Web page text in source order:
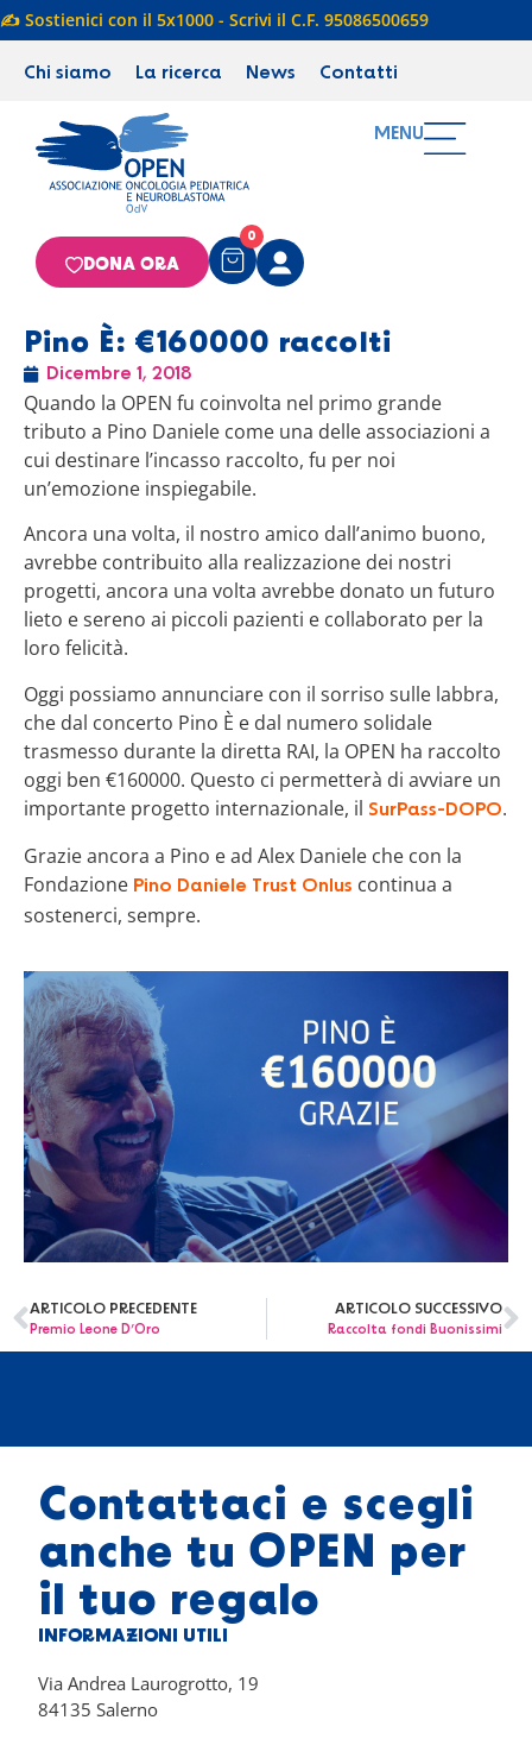
✍️ Sostienici con il 5x1000 - Scrivi il C.F. 95086500659
Chi siamo La ricerca News Contatti
MENU
0
DONA ORA
Pino È: €160000 raccolti
Dicembre 1, 2018
Quando la OPEN fu coinvolta nel primo grande
tributo a Pino Daniele come una delle associazioni a
cui destinare l’incasso raccolto, fu per noi
un’emozione inspiegabile.
Ancora una volta, il nostro amico dall’animo buono,
avrebbe contribuito alla realizzazione dei nostri
progetti, ancora una volta avrebbe donato un futuro
lieto e sereno ai piccoli pazienti e collaborato per la
loro felicità.
Oggi possiamo annunciare con il sorriso sulle labbra,
che dal concerto Pino È e dal numero solidale
trasmesso durante la diretta RAI, la OPEN ha raccolto
oggi ben €160000. Questo ci permetterà di avviare un
importante progetto internazionale, il SurPass-DOPO.
Grazie ancora a Pino e ad Alex Daniele che con la
Fondazione Pino Daniele Trust Onlus continua a
sostenerci, sempre.
ARTICOLO PRECEDENTE
Premio Leone D’Oro
ARTICOLO SUCCESSIVO
Raccolta fondi Buonissimi
Contattaci e scegli
anche tu OPEN per
il tuo regalo
INFORMAZIONI UTILI
Via Andrea Laurogrotto, 19
84135 Salerno